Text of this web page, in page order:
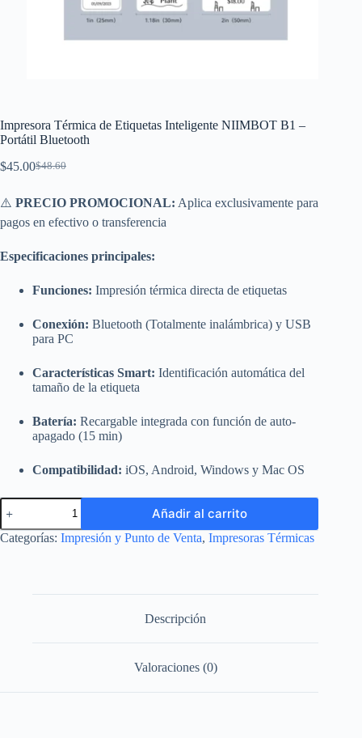
Impresora Térmica de Etiquetas Inteligente NIIMBOT B1 –
Portátil Bluetooth
$48.60
El
original
$48.60.
$45.00El
actual
$45.00.
⚠️ PRECIO PROMOCIONAL: Aplica exclusivamente para
pagos en efectivo o transferencia
Especificaciones principales:
Funciones: Impresión térmica directa de etiquetas
Conexión: Bluetooth (Totalmente inalámbrica) y USB
para PC
Características Smart: Identificación automática del
tamaño de la etiqueta
Batería: Recargable integrada con función de auto-
apagado (15 min)
Compatibilidad: iOS, Android, Windows y Mac OS
Impresora
Térmica
de
Etiquetas
cantidad
Añadir al carrito
Categorías: Impresión y Punto de Venta, Impresoras Térmicas
Descripción
Valoraciones (0)